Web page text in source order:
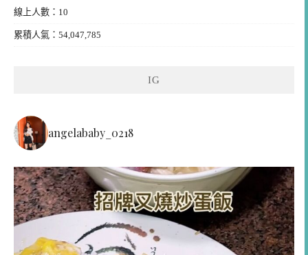
線上人數：10
累積人氣：54,047,785
IG
angelababy_0218